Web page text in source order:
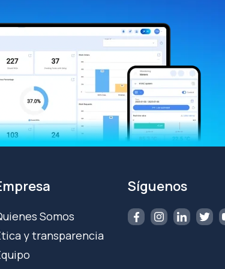
Somos
y transparencia
Síguenos